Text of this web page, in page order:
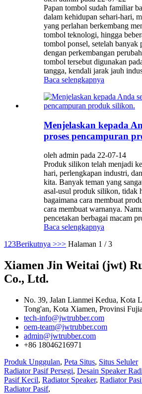
Papan tombol sudah familiar
dalam kehidupan sehari-hari,
yang perlahan berkembang
tombol teknologi, hingga
tombol ponsel, setelah banyak
dengan perkembangan
tombol tersebut digunakan
tangga, kendali jarak jauh
Baca selengkapnya
Menjelaskan kepada
proses pencampuran
oleh admin pada 22-07-14
Produk silikon telah menjadi
hari, perlengkapan industri,
kita. Banyak teman yang
asal-usul produk silikon, tidak
bagaimana cara membuat
cara membuat warnanya.
pencetakan berbagai macam
Baca selengkapnya
123Berikutnya >>> Halaman 1 / 3
Xiamen Jin Weitai (jwt)
Co., Ltd.
No. 39, Jalan Lianmei Kedua, Kota
Tong'an, Kota Xiamen, Provinsi
tech-info@jwtrubber.com
oem-team@jwtrubber.com
admin@jwtrubber.com
+86 18046216971
Produk Unggulan, Peta Situs, Situs Seluler
Radiator Pasif Persegi, Desain Speaker
Pasif Kecil, Radiator Speaker, Radiator
Radiator Pasif,